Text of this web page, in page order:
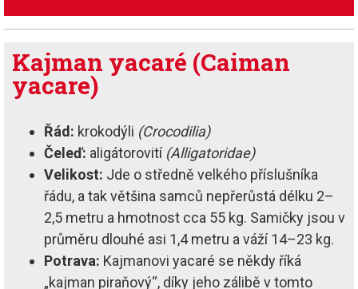
Kajman yacaré (Caiman
yacare)
Řád: krokodýli (Crocodilia)
Čeleď: aligátorovití (Alligatoridae)
Velikost: Jde o středně velkého příslušníka
řádu, a tak většina samců nepřerůstá délku 2–
2,5 metru a hmotnost cca 55 kg. Samičky jsou v
průměru dlouhé asi 1,4 metru a váží 14–23 kg.
Potrava: Kajmanovi yacaré se někdy říká
„kajman piraňový“, díky jeho zálibě v tomto